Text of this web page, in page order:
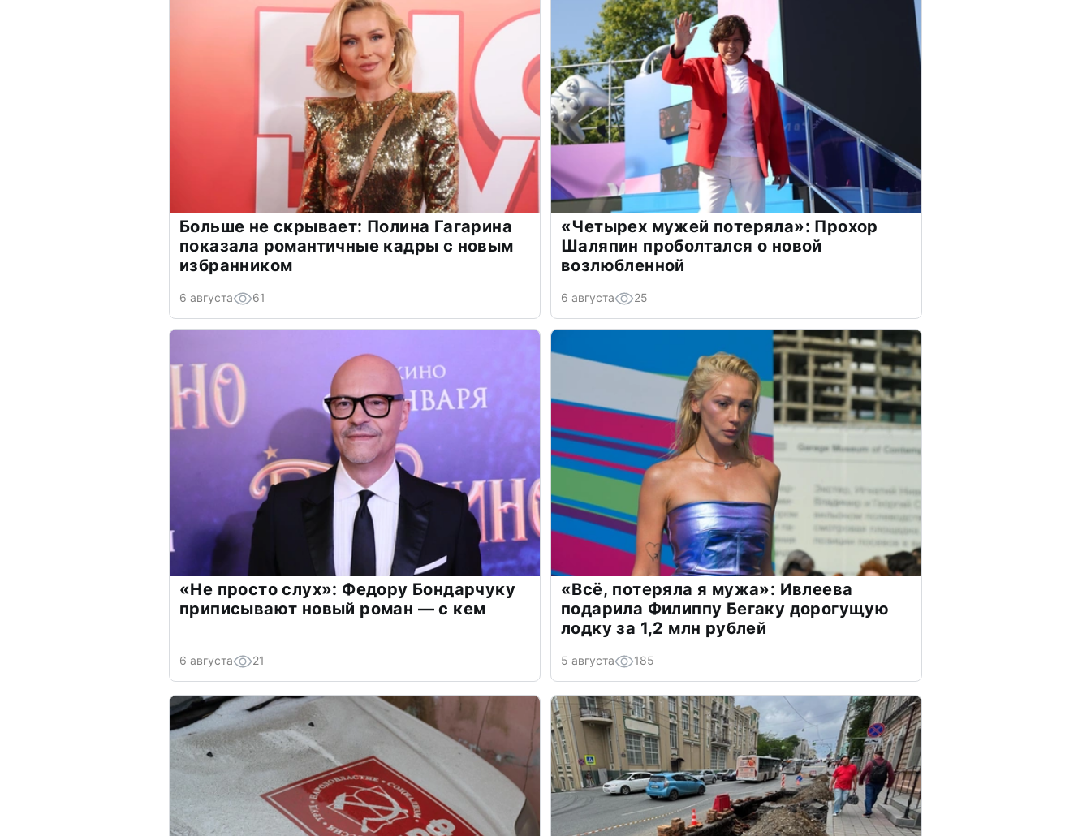
Больше не скрывает: Полина Гагарина
показала романтичные кадры с новым
избранником
6 августа 61
«Четырех мужей потеряла»: Прохор
Шаляпин проболтался о новой
возлюбленной
6 августа 25
«Не просто слух»: Федору Бондарчуку
приписывают новый роман — с кем
6 августа 21
«Всё, потеряла я мужа»: Ивлеева
подарила Филиппу Бегаку дорогущую
лодку за 1,2 млн рублей
5 августа 185